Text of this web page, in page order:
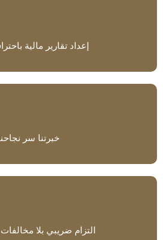
إعداد تقارير مالية
خبرتنا سر
التزام ضريبي بلا